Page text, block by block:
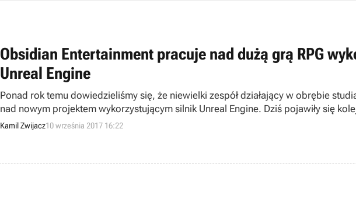
Obsidian Entertainment pracuje nad dużą grą RPG
Unreal Engine
Ponad rok temu dowiedzieliśmy się, że niewielki zespół działający w obrębie
nad nowym projektem wykorzystującym silnik Unreal Engine. Dziś pojawiły się
Kamil Zwijacz10 września 2017 16:22